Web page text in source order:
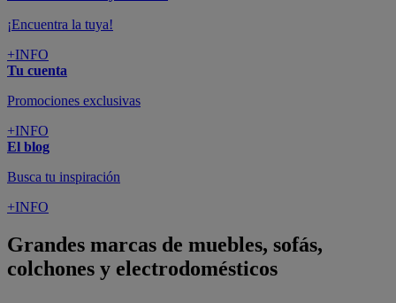
¡Encuentra la tuya!
+INFO
Tu cuenta
Promociones exclusivas
+INFO
El blog
Busca tu inspiración
+INFO
Grandes marcas de muebles, sofás,
colchones y electrodomésticos